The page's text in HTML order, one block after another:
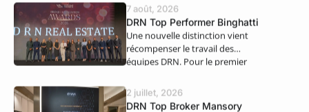
7 août, 2026
DRN Top Performer Binghatti
Une nouvelle distinction vient
récompenser le travail des
équipes DRN. Pour le premier
2 juillet, 2026
DRN Top Broker Mansory